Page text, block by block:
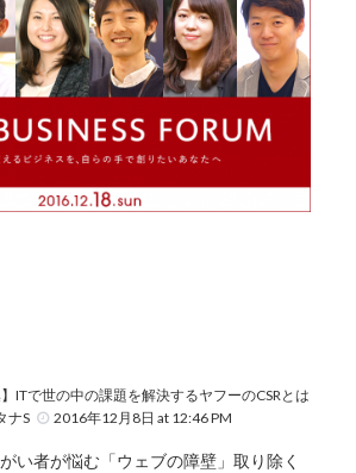
】ITで世の中の課題を解決するヤフーのCSRとは
ナS
2016年12月8日 at 12:46 PM
い者が悩む「ウェブの障壁」取り除く